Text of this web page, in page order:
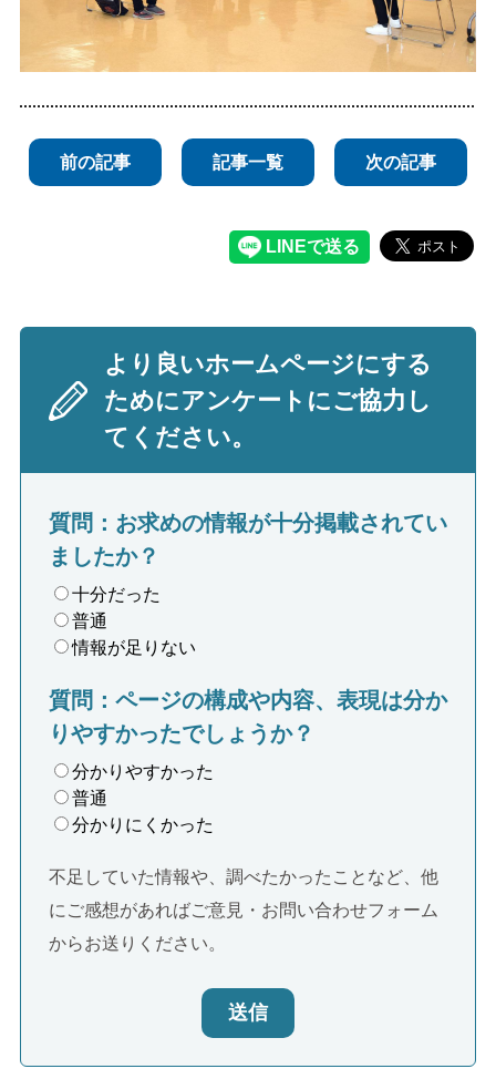
前の記事 記事一覧 次の記事
より良いホームページにする
ためにアンケートにご協力し
てください。
質問：お求めの情報が十分掲載されてい
ましたか？
十分だった
普通
情報が足りない
質問：ページの構成や内容、表現は分か
りやすかったでしょうか？
分かりやすかった
普通
分かりにくかった
不足していた情報や、調べたかったことなど、他
にご感想があればご意見・お問い合わせフォーム
からお送りください。
送信